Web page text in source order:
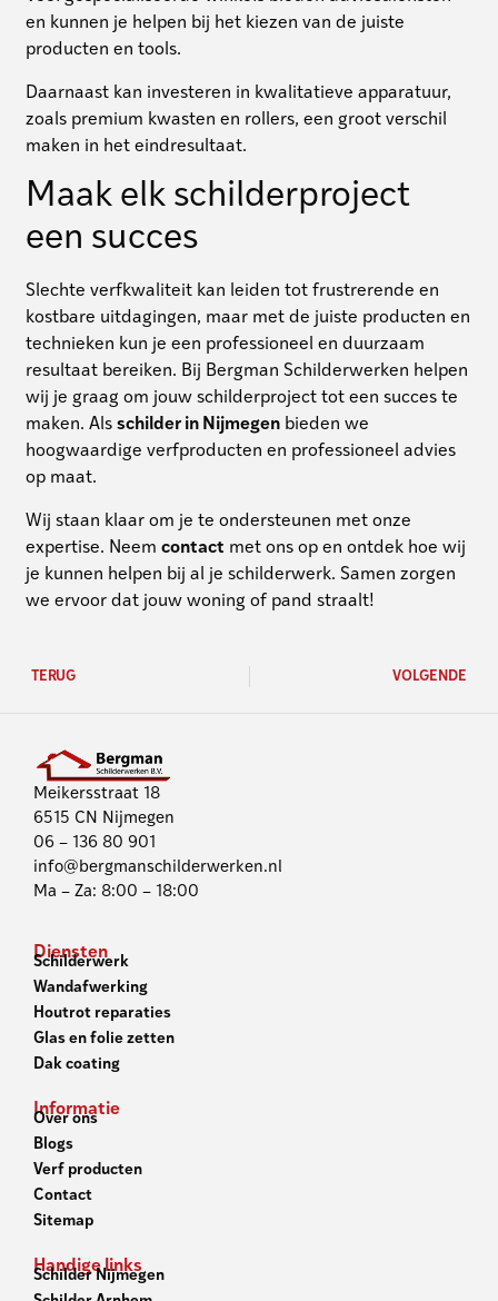
en kunnen je helpen bij het kiezen van de juiste
producten en tools.
Daarnaast kan investeren in kwalitatieve apparatuur,
zoals premium kwasten en rollers, een groot verschil
maken in het eindresultaat.
Maak elk schilderproject
een succes
Slechte verfkwaliteit kan leiden tot frustrerende en
kostbare uitdagingen, maar met de juiste producten en
technieken kun je een professioneel en duurzaam
resultaat bereiken. Bij Bergman Schilderwerken helpen
wij je graag om jouw schilderproject tot een succes te
maken. Alsschilder in Nijmegen bieden we
hoogwaardige verfproducten en professioneel advies
op maat.
Wij staan klaar om je te ondersteunen met onze
expertise. Neemcontact met ons op en ontdek hoe wij
je kunnen helpen bij al je schilderwerk. Samen zorgen
we ervoor dat jouw woning of pand straalt!
TERUG VOLGENDE
Meikersstraat 18
6515 CN Nijmegen
06 – 136 80 901
info@bergmanschilderwerken.nl
Ma – Za: 8:00 – 18:00
Diensten
Schilderwerk
Wandafwerking
Houtrot reparaties
Glas en folie zetten
Dak coating
Informatie
Over ons
Blogs
Verf producten
Contact
Sitemap
Handige links
Schilder Nijmegen